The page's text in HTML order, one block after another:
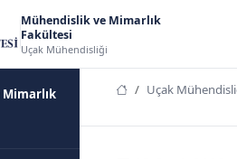
Mühendislik ve Mimarlık
Fakültesi
Uçak Mühendisliği
Uçak